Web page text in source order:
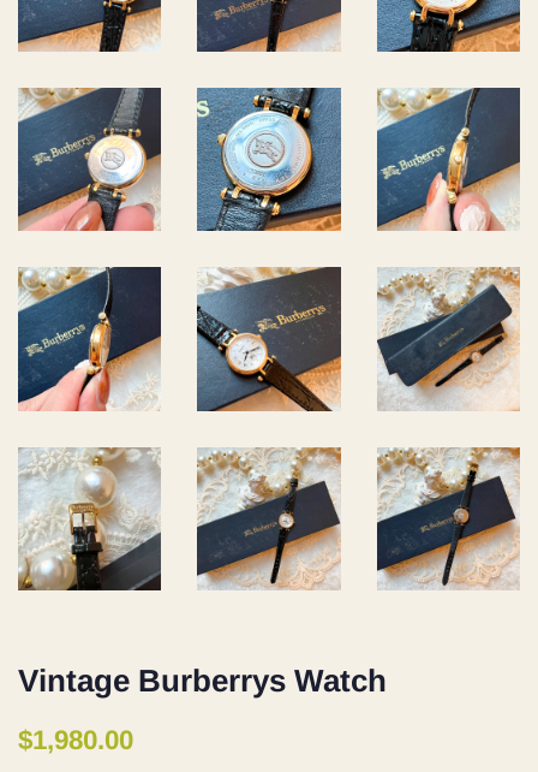
Vintage Burberrys Watch
定
$1,980.00